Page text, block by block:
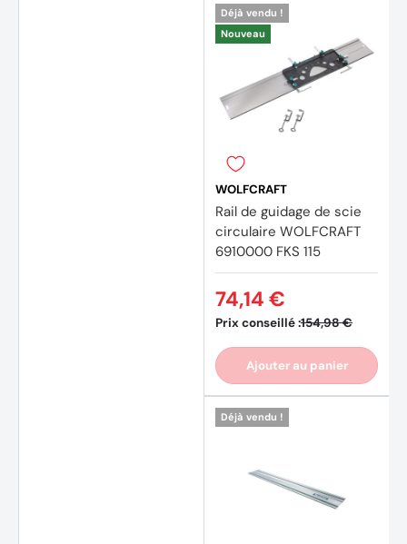
Déjà vendu !
Nouveau
WOLFCRAFT
Rail de guidage de scie
circulaire WOLFCRAFT
6910000 FKS 115
Prix conseillé :154,98 €
74,14 €
Ajouter au panier
Déjà vendu !